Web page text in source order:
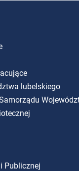
lubelskiego
Publicznej